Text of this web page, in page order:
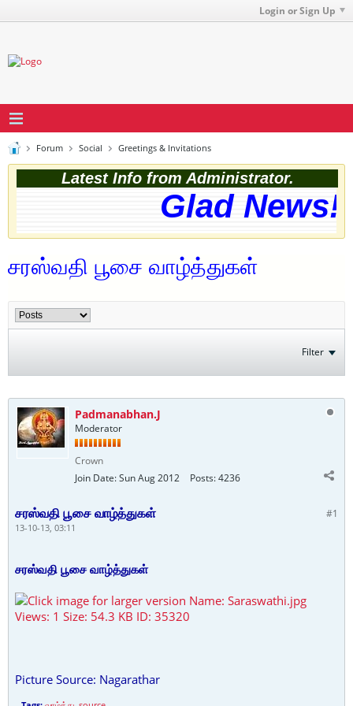
Login or Sign Up
Forum Social Greetings & Invitations
Latest Info from Administrator.
Glad
சரஸ்வதி பூசை வாழ்த்துகள்
Filter
Padmanabhan.J
Moderator
Crown
Join Date:Sun Aug 2012 Posts:4236
#1
சரஸ்வதி பூசை வாழ்த்துகள்
13-10-13, 03:11
சரஸ்வதி பூசை வாழ்த்துகள்
Picture Source: Nagarathar